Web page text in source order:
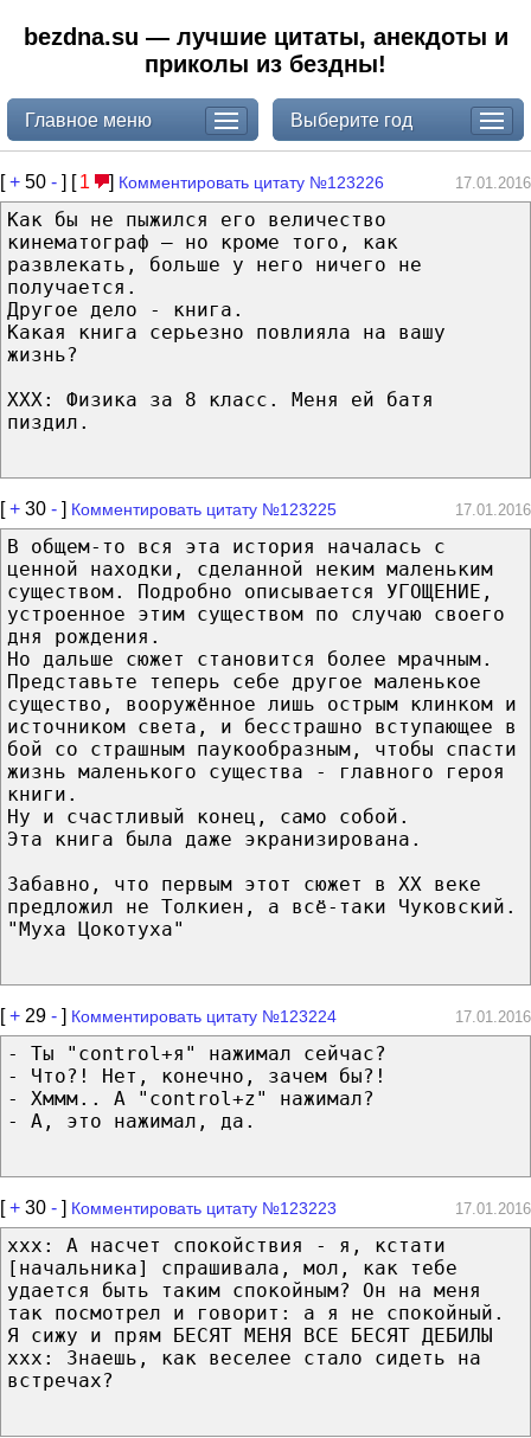
bezdna.su — лучшие цитаты, анекдоты и
приколы из бездны!
Главное меню Выберите год
[+ 50 - ] [ 1 ] Комментировать цитату №123226 17.01.2016
Как бы не пыжился его величество
кинематограф — но кроме того, как
развлекать, больше у него ничего не
получается.
Другое дело - книга.
Какая книга серьезно повлияла на вашу
жизнь?
ХХХ: Физика за 8 класс. Меня ей батя
пиздил.
[+ 30 - ] Комментировать цитату №123225 17.01.2016
В общем-то вся эта история началась с
ценной находки, сделанной неким маленьким
существом. Подробно описывается УГОЩЕНИЕ,
устроенное этим существом по случаю своего
дня рождения.
Но дальше сюжет становится более мрачным.
Представьте теперь себе другое маленькое
существо, вооружённое лишь острым клинком и
источником света, и бесстрашно вступающее в
бой со страшным паукообразным, чтобы спасти
жизнь маленького существа - главного героя
книги.
Ну и счастливый конец, само собой.
Эта книга была даже экранизирована.
Забавно, что первым этот сюжет в ХХ веке
предложил не Толкиен, а всё-таки Чуковский.
"Муха Цокотуха"
[+ 29 - ] Комментировать цитату №123224 17.01.2016
- Ты "control+я" нажимал сейчас?
- Что?! Нет, конечно, зачем бы?!
- Хммм.. А "control+z" нажимал?
- А, это нажимал, да.
[+ 30 - ] Комментировать цитату №123223 17.01.2016
ххх: А насчет спокойствия - я, кстати
[начальника] спрашивала, мол, как тебе
удается быть таким спокойным? Он на меня
так посмотрел и говорит: а я не спокойный.
Я сижу и прям БЕСЯТ МЕНЯ ВСЕ БЕСЯТ ДЕБИЛЫ
ххх: Знаешь, как веселее стало сидеть на
встречах?